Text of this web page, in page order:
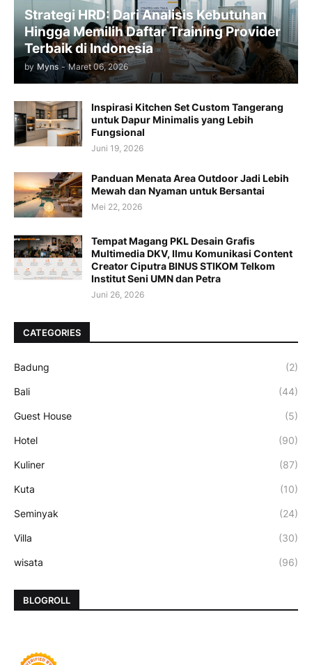
Strategi HRD: Dari Analisis Kebutuhan
Hingga Memilih Daftar Training Provider
Terbaik di Indonesia
by Myns - Maret 06, 2026
Inspirasi Kitchen Set Custom Tangerang
untuk Dapur Minimalis yang Lebih
Fungsional
Juni 19, 2026
Panduan Menata Area Outdoor Jadi Lebih
Mewah dan Nyaman untuk Bersantai
Mei 22, 2026
Tempat Magang PKL Desain Grafis
Multimedia DKV, Ilmu Komunikasi Content
Creator Ciputra BINUS STIKOM Telkom
Institut Seni UMN dan Petra
Juni 26, 2026
CATEGORIES
Badung (2)
Bali (44)
Guest House (5)
Hotel (90)
Kuliner (87)
Kuta (10)
Seminyak (24)
Villa (30)
wisata (96)
BLOGROLL